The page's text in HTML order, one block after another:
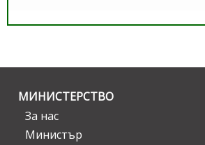
МИНИСТЕРСТВО
За нас
Министър